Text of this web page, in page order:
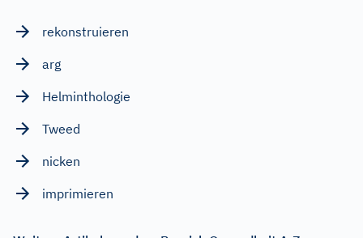
rekonstruieren
arg
Helminthologie
Tweed
nicken
imprimieren